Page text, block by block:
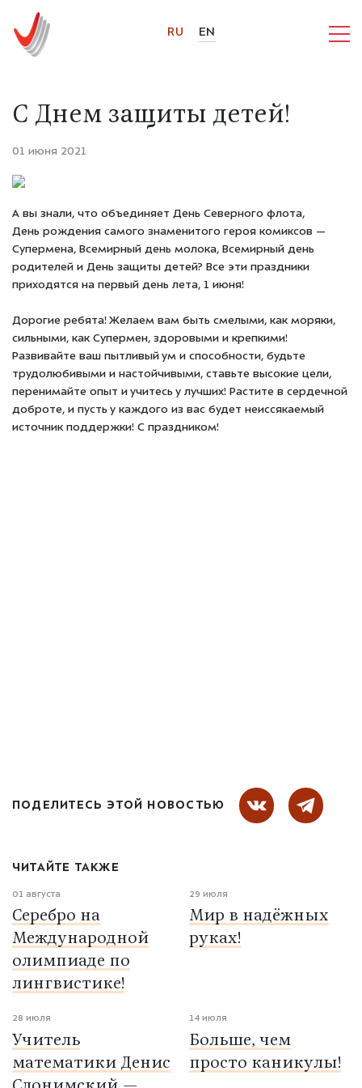
RU EN
С Днем защиты детей!
01 июня 2021
А вы знали, что объединяет День Северного флота,
День рождения самого знаменитого героя комиксов —
Супермена, Всемирный день молока, Всемирный день
родителей и День защиты детей? Все эти праздники
приходятся на первый день лета, 1 июня!
Дорогие ребята! Желаем вам быть смелыми, как моряки,
сильными, как Супермен, здоровыми и крепкими!
Развивайте ваш пытливый ум и способности, будьте
трудолюбивыми и настойчивыми, ставьте высокие цели,
перенимайте опыт и учитесь у лучших! Растите в сердечной
доброте, и пусть у каждого из вас будет неиссякаемый
источник поддержки! С праздником!
ПОДЕЛИТЕСЬ ЭТОЙ НОВОСТЬЮ
ЧИТАЙТЕ ТАКЖЕ
01 августа
Серебро на
Международной
олимпиаде по
лингвистике!
29 июля
Мир в надёжных
руках!
28 июля
Учитель
математики Денис
14 июля
Больше, чем
просто каникулы!